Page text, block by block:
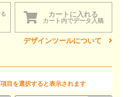
カートに入れる
カート内でデータ入稿
デザインツールについて
目を選択すると表示されます